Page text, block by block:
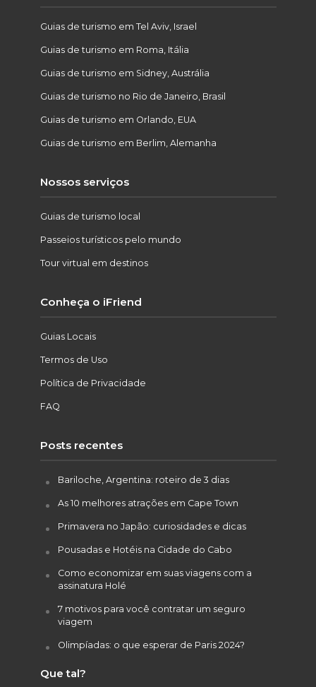
Guias de turismo em Tel Aviv, Israel
Guias de turismo em Roma, Itália
Guias de turismo em Sidney, Austrália
Guias de turismo no Rio de Janeiro, Brasil
Guias de turismo em Orlando, EUA
Guias de turismo em Berlim, Alemanha
Nossos serviços
Guias de turismo local
Passeios turísticos pelo mundo
Tour virtual em destinos
Conheça o iFriend
Guias Locais
Termos de Uso
Política de Privacidade
FAQ
Posts recentes
Bariloche, Argentina: roteiro de 3 dias
As 10 melhores atrações em Cape Town
Primavera no Japão: curiosidades e dicas
Pousadas e Hotéis na Cidade do Cabo
Como economizar em suas viagens com a
assinatura Holé
7 motivos para você contratar um seguro
viagem
Olimpíadas: o que esperar de Paris 2024?
Que tal?